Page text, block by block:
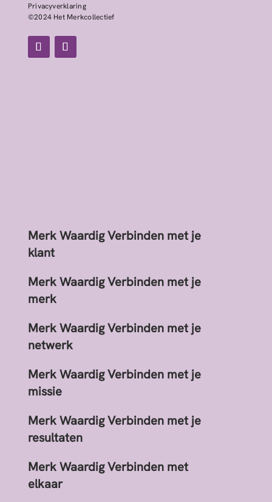
Merk Waardig Verbinden met je
klant
Merk Waardig Verbinden met je
merk
Merk Waardig Verbinden met je
netwerk
Merk Waardig Verbinden met je
missie
Merk Waardig Verbinden met je
resultaten
Merk Waardig Verbinden met
elkaar
Privacyverklaring
©2024 Het Merkcollectief